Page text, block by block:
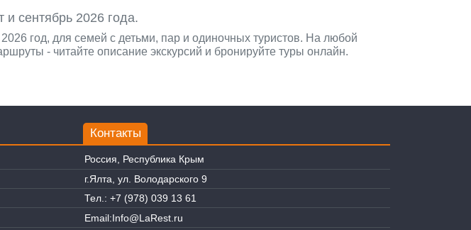
и сентябрь 2026 года.
год, для семей с детьми, пар и одиночных туристов. На любой
- читайте описание экскурсий и бронируйте туры онлайн.
Контакты
Россия, Республика Крым
г.Ялта, ул. Володарского 9
Тел.: +7 (978) 039 13 61
Email:Info@LaRest.ru